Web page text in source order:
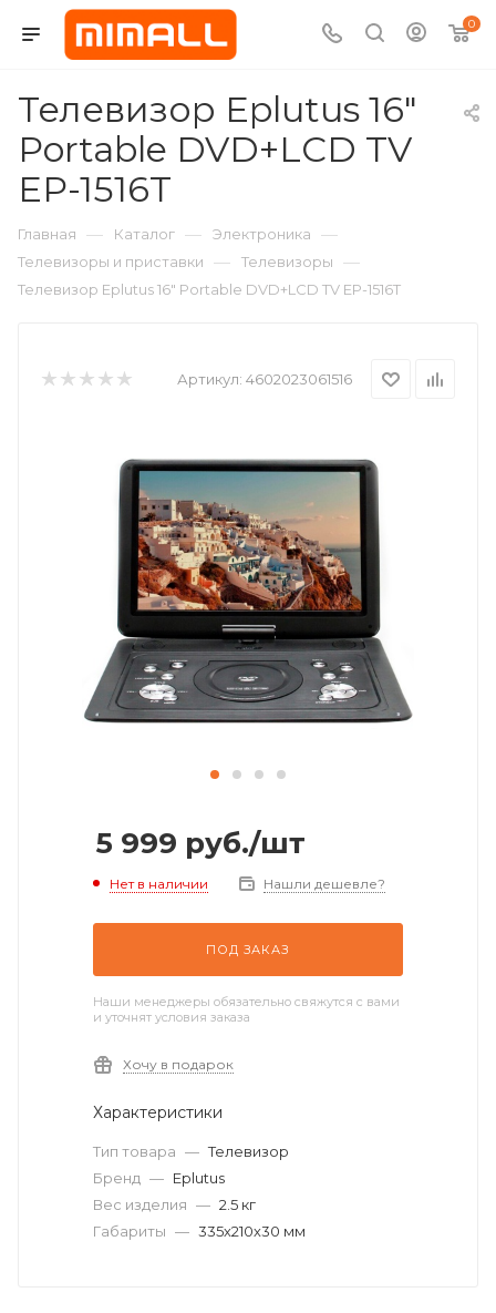
0
Телевизор Eplutus 16"
Portable DVD+LCD TV
EP-1516T
Главная — Каталог — Электроника —
Телевизоры и приставки — Телевизоры —
Телевизор Eplutus 16" Portable DVD+LCD TV EP-1516T
Артикул: 4602023061516
5 999 руб./шт
Нет в наличии Нашли дешевле?
ПОД ЗАКАЗ
Наши менеджеры обязательно свяжутся с вами
и уточнят условия заказа
Хочу в подарок
Характеристики
Тип товара — Телевизор
Бренд — Eplutus
Вес изделия — 2.5 кг
Габариты — 335х210х30 мм